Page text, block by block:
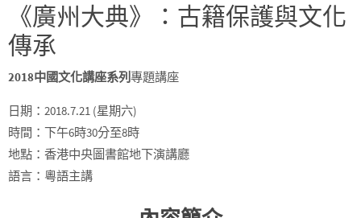
《廣州大典》：古籍保護與文化
傳承
2018中國文化講座系列 專題講座
日期：2018.7.21 (星期六)
時間：下午6時30分至8時
地點：香港中央圖書館地下演講廳
語言：粵語主講